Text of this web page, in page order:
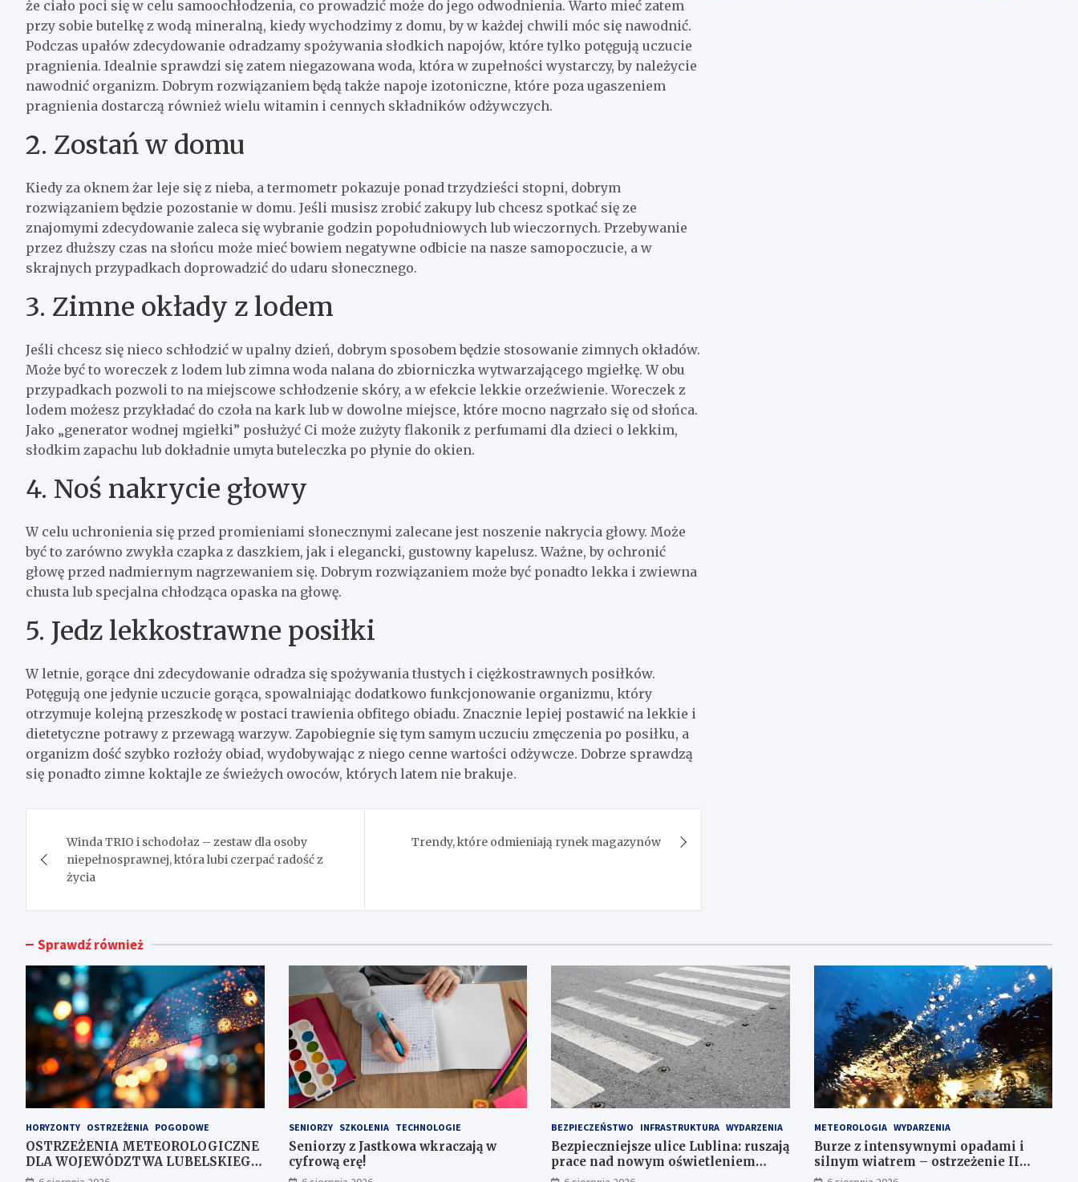
że ciało poci się w celu samoochłodzenia, co prowadzić może do jego odwodnienia. Warto mieć zatem
przy sobie butelkę z wodą mineralną, kiedy wychodzimy z domu, by w każdej chwili móc się nawodnić.
Podczas upałów zdecydowanie odradzamy spożywania słodkich napojów, które tylko potęgują uczucie
pragnienia. Idealnie sprawdzi się zatem niegazowana woda, która w zupełności wystarczy, by należycie
nawodnić organizm. Dobrym rozwiązaniem będą także napoje izotoniczne, które poza ugaszeniem
pragnienia dostarczą również wielu witamin i cennych składników odżywczych.
2. Zostań w domu
Kiedy za oknem żar leje się z nieba, a termometr pokazuje ponad trzydzieści stopni, dobrym
rozwiązaniem będzie pozostanie w domu. Jeśli musisz zrobić zakupy lub chcesz spotkać się ze
znajomymi zdecydowanie zaleca się wybranie godzin popołudniowych lub wieczornych. Przebywanie
przez dłuższy czas na słońcu może mieć bowiem negatywne odbicie na nasze samopoczucie, a w
skrajnych przypadkach doprowadzić do udaru słonecznego.
3. Zimne okłady z lodem
Jeśli chcesz się nieco schłodzić w upalny dzień, dobrym sposobem będzie stosowanie zimnych okładów.
Może być to woreczek z lodem lub zimna woda nalana do zbiorniczka wytwarzającego mgiełkę. W obu
przypadkach pozwoli to na miejscowe schłodzenie skóry, a w efekcie lekkie orzeźwienie. Woreczek z
lodem możesz przykładać do czoła na kark lub w dowolne miejsce, które mocno nagrzało się od słońca.
Jako „generator wodnej mgiełki” posłużyć Ci może zużyty flakonik z perfumami dla dzieci o lekkim,
słodkim zapachu lub dokładnie umyta buteleczka po płynie do okien.
4. Noś nakrycie głowy
W celu uchronienia się przed promieniami słonecznymi zalecane jest noszenie nakrycia głowy. Może
być to zarówno zwykła czapka z daszkiem, jak i elegancki, gustowny kapelusz. Ważne, by ochronić
głowę przed nadmiernym nagrzewaniem się. Dobrym rozwiązaniem może być ponadto lekka i zwiewna
chusta lub specjalna chłodząca opaska na głowę.
5. Jedz lekkostrawne posiłki
W letnie, gorące dni zdecydowanie odradza się spożywania tłustych i ciężkostrawnych posiłków.
Potęgują one jedynie uczucie gorąca, spowalniając dodatkowo funkcjonowanie organizmu, który
otrzymuje kolejną przeszkodę w postaci trawienia obfitego obiadu. Znacznie lepiej postawić na lekkie i
dietetyczne potrawy z przewagą warzyw. Zapobiegnie się tym samym uczuciu zmęczenia po posiłku, a
organizm dość szybko rozłoży obiad, wydobywając z niego cenne wartości odżywcze. Dobrze sprawdzą
się ponadto zimne koktajle ze świeżych owoców, których latem nie brakuje.
wpisu
Winda TRIO i schodołaz – zestaw dla osoby
niepełnosprawnej, która lubi czerpać radość z
życia
Trendy, które odmieniają rynek magazynów
Sprawdź również
HORYZONTY OSTRZEŻENIA POGODOWE
OSTRZEŻENIA METEOROLOGICZNE
DLA WOJEWÓDZTWA LUBELSKIEGO
NR 167
SENIORZY SZKOLENIA TECHNOLOGIE
Seniorzy z Jastkowa wkraczają w
cyfrową erę!
BEZPIECZEŃSTWO INFRASTRUKTURA WYDARZENIA
Bezpieczniejsze ulice Lublina: ruszają
prace nad nowym oświetleniem
przejść dla pieszych!
METEOROLOGIA WYDARZENIA
Burze z intensywnymi opadami i
silnym wiatrem – ostrzeżenie II
stopnia!